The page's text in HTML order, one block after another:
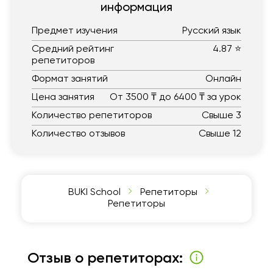
информация
Предмет изучения
Русский язык
Средний рейтинг
репетиторов
4.87 ⭐
Формат занятий
Онлайн
Цена занятия
От 3500 ₸ до 6400 ₸ за урок
Количество репетиторов
Свыше 3
Количество отзывов
Свыше 12
BUKI School
Репетиторы
Репетиторы
Отзыв о репетиторах: